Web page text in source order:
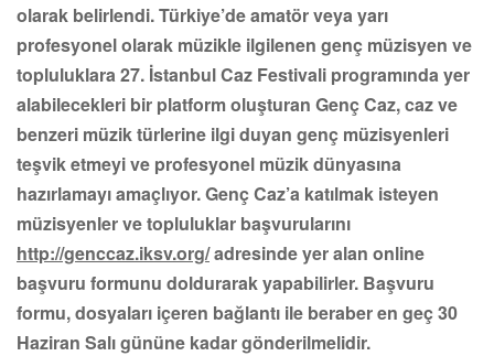
olarak belirlendi. Türkiye’de amatör veya yarı
profesyonel olarak müzikle ilgilenen genç müzisyen ve
topluluklara 27. İstanbul Caz Festivali programında yer
alabilecekleri bir platform oluşturan Genç Caz, caz ve
benzeri müzik türlerine ilgi duyan genç müzisyenleri
teşvik etmeyi ve profesyonel müzik dünyasına
hazırlamayı amaçlıyor. Genç Caz’a katılmak isteyen
müzisyenler ve topluluklar başvurularını
http://genccaz.iksv.org/adresinde yer alan online
başvuru formunu doldurarak yapabilirler. Başvuru
formu, dosyaları içeren bağlantı ile beraber en geç 30
Haziran Salı gününe kadar gönderilmelidir.